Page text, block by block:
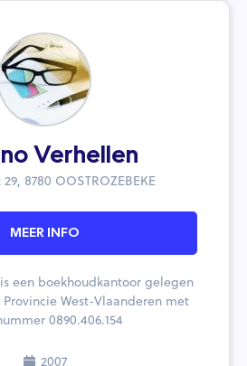
Verhellen
8780 OOSTROZEBEKE
MEER INFO
een boekhoudkantoor gelegen
West-Vlaanderen met
0890.406.154
2007